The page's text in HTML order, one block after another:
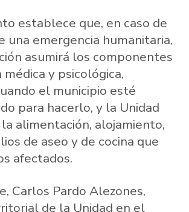
establece que, en caso de
una emergencia humanitaria,
asumirá los componentes
y psicológica,
el municipio esté
para hacerlo, y la Unidad
alimentación, alojamiento,
de aseo y de cocina que
afectados.
Carlos Pardo Alezones,
de la Unidad en el